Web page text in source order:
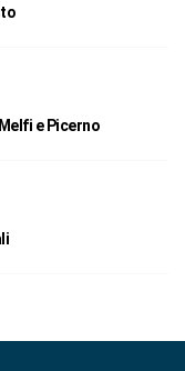
e Picerno